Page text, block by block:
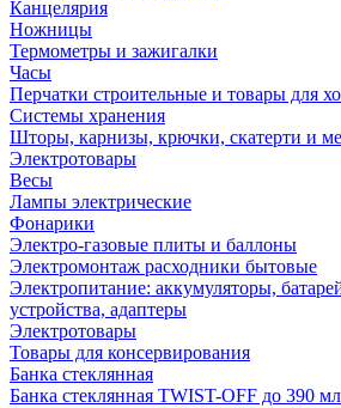
Канцелярия
Ножницы
Термометры и зажигалки
Часы
Перчатки строительные и товары для
Системы хранения
Шторы, карнизы, крючки, скатерти и
Электротовары
Весы
Лампы электрические
Фонарики
Электро-газовые плиты и баллоны
Электромонтаж расходники бытовые
Электропитание: аккумуляторы,
устройства, адаптеры
Электротовары
Товары для консервирования
Банка стеклянная
Банка стеклянная TWIST-OFF до 390 мл